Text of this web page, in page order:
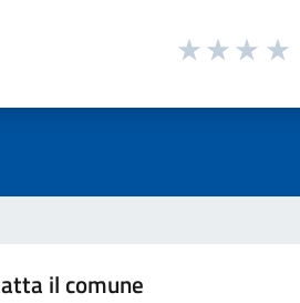
il comune